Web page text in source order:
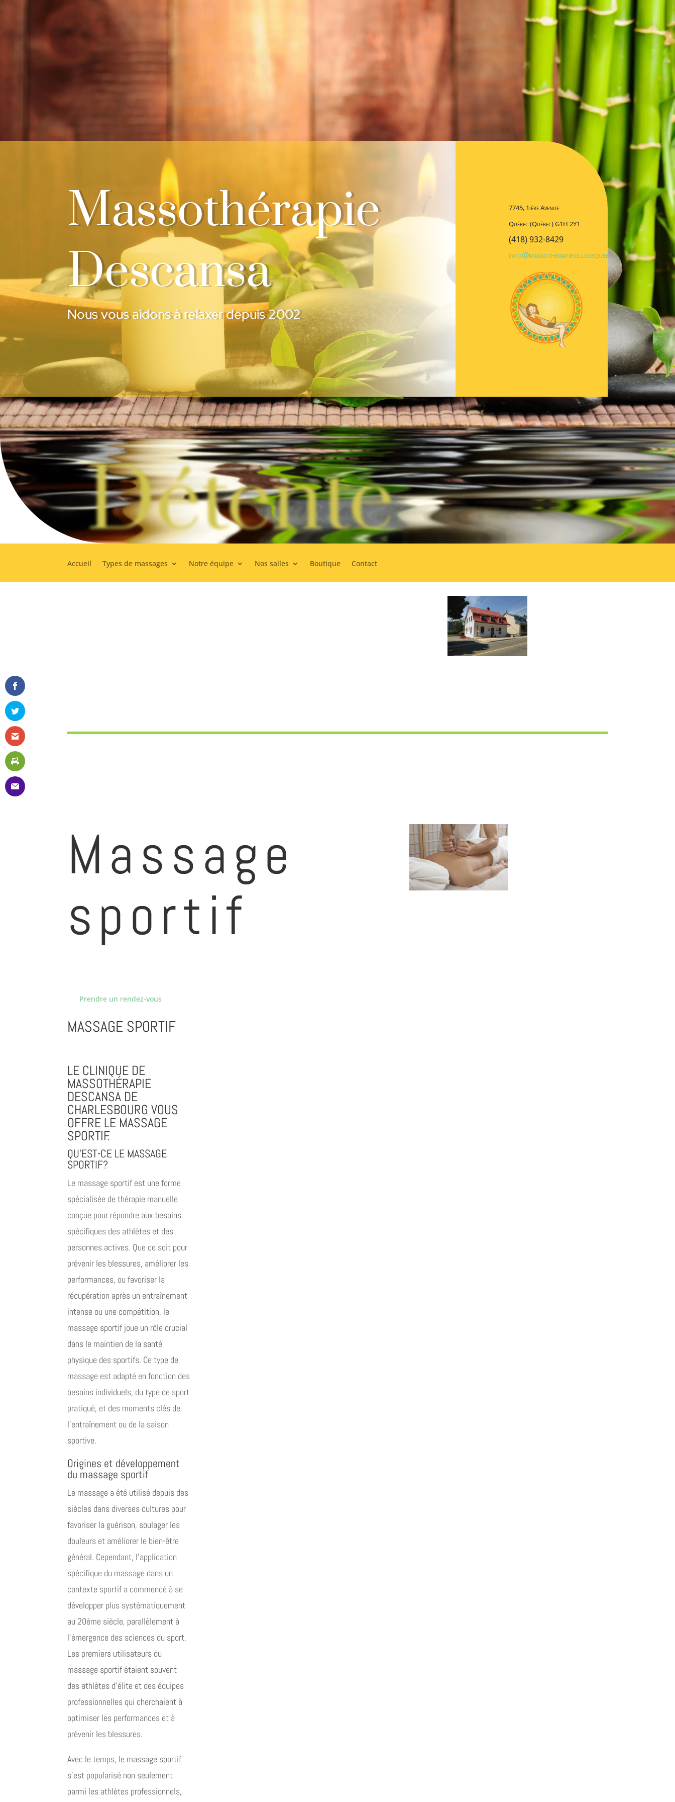
Massothérapie
Descansa
Nous vous aidons à relaxer depuis 2002
Prendre un rendez-vous
7745, 1ière Avenue
Québec (Québec) G1H 2Y1
(418) 932-8429
info@massotherapievilledequebec.ca
Détente
Accueil Types de massages Notre équipe Nos salles Boutique Contact
Massage
sportif
Prendre un rendez-vous
MASSAGE SPORTIF
LE CLINIQUE DE
MASSOTHÉRAPIE
DESCANSA DE
CHARLESBOURG VOUS
OFFRE LE MASSAGE
SPORTIF.
QU’EST-CE LE MASSAGE
SPORTIF?
Le massage sportif est une forme
spécialisée de thérapie manuelle
conçue pour répondre aux besoins
spécifiques des athlètes et des
personnes actives. Que ce soit pour
prévenir les blessures, améliorer les
performances, ou favoriser la
récupération après un entraînement
intense ou une compétition, le
massage sportif joue un rôle crucial
dans le maintien de la santé
physique des sportifs. Ce type de
massage est adapté en fonction des
besoins individuels, du type de sport
pratiqué, et des moments clés de
l’entraînement ou de la saison
sportive.
Origines et développement
du massage sportif
Le massage a été utilisé depuis des
siècles dans diverses cultures pour
favoriser la guérison, soulager les
douleurs et améliorer le bien-être
général. Cependant, l’application
spécifique du massage dans un
contexte sportif a commencé à se
développer plus systématiquement
au 20ème siècle, parallèlement à
l’émergence des sciences du sport.
Les premiers utilisateurs du
massage sportif étaient souvent
des athlètes d’élite et des équipes
professionnelles qui cherchaient à
optimiser les performances et à
prévenir les blessures.
Avec le temps, le massage sportif
s’est popularisé non seulement
parmi les athlètes professionnels,